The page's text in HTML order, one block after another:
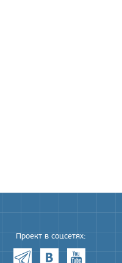
Проект в соцсетях: